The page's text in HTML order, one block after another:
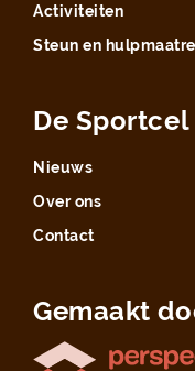
Activiteiten
Steun en
De Sportcel
Nieuws
Over ons
Contact
Gemaakt